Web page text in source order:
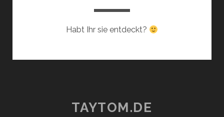
Habt Ihr sie entdeckt?
TAYTOM.DE